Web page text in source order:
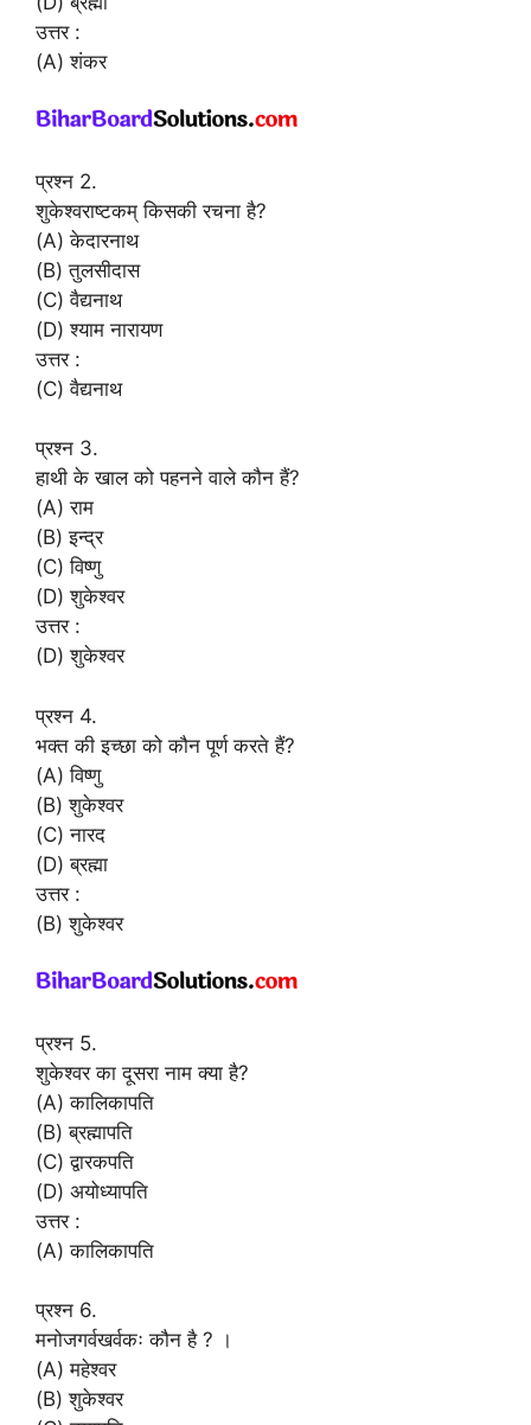
उत्तर :
(A) शंकर
प्रश्न 2.
शुकेश्वराष्टकम् किसकी रचना है?
(A) केदारनाथ
(B) तुलसीदास
(C) वैद्यनाथ
(D) श्याम नारायण
उत्तर :
(C) वैद्यनाथ
प्रश्न 3.
हाथी के खाल को पहनने वाले कौन हैं?
(A) राम
(B) इन्द्र
(C) विष्णु
(D) शुकेश्वर
उत्तर :
(D) शुकेश्वर
प्रश्न 4.
भक्त की इच्छा को कौन पूर्ण करते हैं?
(A) विष्णु
(B) शुकेश्वर
(C) नारद
(D) ब्रह्मा
उत्तर :
(B) शुकेश्वर
प्रश्न 5.
शुकेश्वर का दूसरा नाम क्या है?
(A) कालिकापति
(B) ब्रह्मापति
(C) द्वारकपति
(D) अयोध्यापति
उत्तर :
(A) कालिकापति
प्रश्न 6.
मनोजगर्वखर्वकः कौन है ? ।
(A) महेश्वर
(B) शुकेश्वर